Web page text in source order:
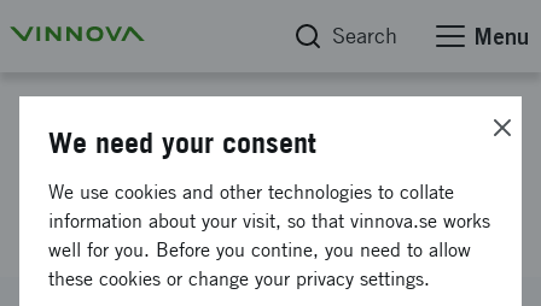
Search Menu
Gamification of the Innovation
Process
We need your consent
We use cookies and other technologies to collate
information about your visit, so that vinnova.se works
well for you. Before you contine, you need to allow
these cookies or change your privacy settings.